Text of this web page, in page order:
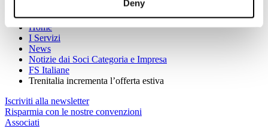
Deny
Sei qui:
Home
I Servizi
News
Notizie dai Soci Categoria e Impresa
FS Italiane
Trenitalia incrementa l’offerta estiva
Iscriviti alla newsletter
Risparmia con le nostre convenzioni
Associati